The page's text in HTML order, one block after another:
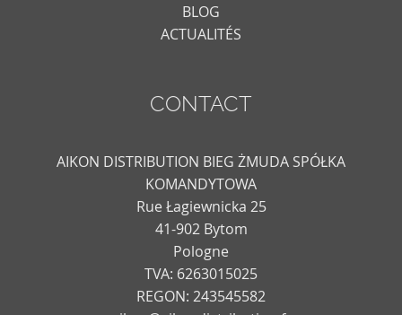
BLOG
ACTUALITÉS
CONTACT
AIKON DISTRIBUTION BIEG ŻMUDA SPÓŁKA
KOMANDYTOWA
Rue Łagiewnicka 25
41-902 Bytom
Pologne
TVA: 6263015025
REGON: 243545582